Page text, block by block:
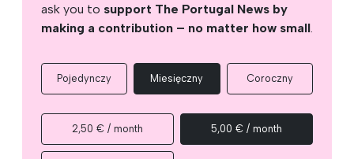
ask you to support The Portugal News by
making a contribution – no matter how small.
Pojedynczy Miesięczny Coroczny
2,50 € / month 5,00 € / month